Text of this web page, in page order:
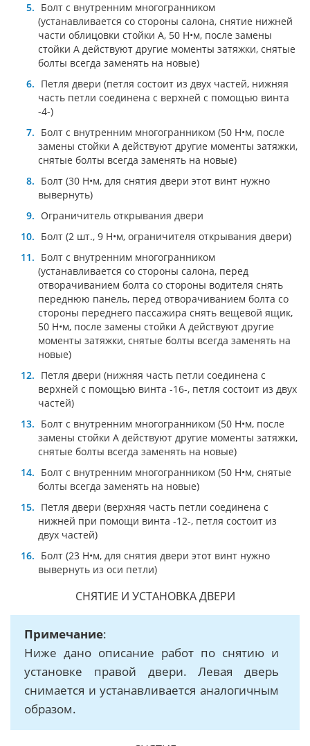
Болт с внутренним многогранником
(устанавливается со стороны салона, снятие нижней
части облицовки стойки A, 50 Н•м, после замены
стойки А действуют другие моменты затяжки, снятые
болты всегда заменять на новые)
Петля двери (петля состоит из двух частей, нижняя
часть петли соединена с верхней с помощью винта
-4-)
Болт с внутренним многогранником (50 Н•м, после
замены стойки А действуют другие моменты затяжки,
снятые болты всегда заменять на новые)
Болт (30 Н•м, для снятия двери этот винт нужно
вывернуть)
Ограничитель открывания двери
Болт (2 шт., 9 Н•м, ограничителя открывания двери)
Болт с внутренним многогранником
(устанавливается со стороны салона, перед
отворачиванием болта со стороны водителя снять
переднюю панель, перед отворачиванием болта со
стороны переднего пассажира снять вещевой ящик,
50 Н•м, после замены стойки А действуют другие
моменты затяжки, снятые болты всегда заменять на
новые)
Петля двери (нижняя часть петли соединена с
верхней с помощью винта -16-, петля состоит из двух
частей)
Болт с внутренним многогранником (50 Н•м, после
замены стойки А действуют другие моменты затяжки,
снятые болты всегда заменять на новые)
Болт с внутренним многогранником (50 Н•м, снятые
болты всегда заменять на новые)
Петля двери (верхняя часть петли соединена с
нижней при помощи винта -12-, петля состоит из
двух частей)
Болт (23 Н•м, для снятия двери этот винт нужно
вывернуть из оси петли)
СНЯТИЕ И УСТАНОВКА ДВЕРИ
Примечание:
Ниже дано описание работ по снятию и
установке правой двери. Левая дверь
снимается и устанавливается аналогичным
образом.